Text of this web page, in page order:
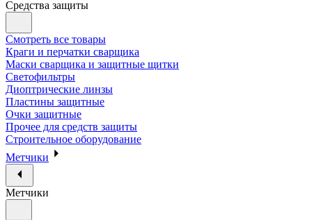
Средства защиты
Смотреть все товары
Краги и перчатки сварщика
Маски сварщика и защитные щитки
Светофильтры
Диоптрические линзы
Пластины защитные
Очки защитные
Прочее для средств защиты
Строительное оборудование
Метчики
Метчики